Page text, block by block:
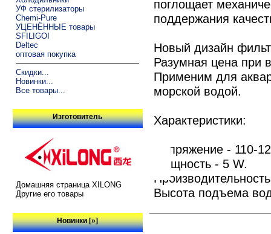
УФ стерилизаторы
Chemi-Pure
УЦЕНЁННЫЕ товары
SFILIGOI
Deltec
оптовая покупка
Скидки...
Новинки...
Все товары...
Изготовитель
Домашняя страница XILONG
Другие его товары
Новинки [»]
поглощает
поддержания
Новый дизайн
Разумная цена при
Применим для
морской водой.
Характеристики:
Напряжение - 110-
Мощность - 5 W.
Высота подъема